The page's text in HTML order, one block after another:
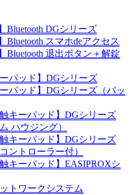
Bluetooth DGシリーズ
Bluetooth スマホdeアクセス
Bluetooth 退出ボタン＋解錠
パッド】DGシリーズ
パッド】DGシリーズ（バッ
触キーパッド】DGシリーズ
ハウジング）
触キーパッド】DGシリーズ
ントローラー付）
キーパッド】EASIPROXシ
トワークシステム